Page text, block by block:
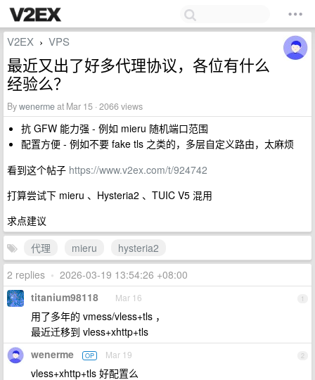
V2EX › VPS
最近又出了好多代理协议，各位有什么
经验么？
Bywenermeat Mar 15 · 2066 views
抗 GFW 能力强 - 例如 mieru 随机端口范围
配置方便 - 例如不要 fake tls 之类的，多层自定义路由，太麻烦
看到这个帖子 https://www.v2ex.com/t/924742
打算尝试下 mieru 、Hysteria2 、TUIC V5 混用
求点建议
代理
mieru
hysteria2
2 replies • 2026-03-19 13:54:26 +08:00
1
titanium98118 Mar 16
用了多年的 vmess/vless+tls ，
最近迁移到 vless+xhttp+tls
2
wenerme OP Mar 19
vless+xhttp+tls 好配置么